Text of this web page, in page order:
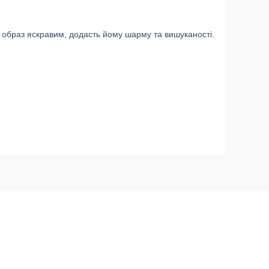
яскравим, додасть йому шарму та вишуканості.